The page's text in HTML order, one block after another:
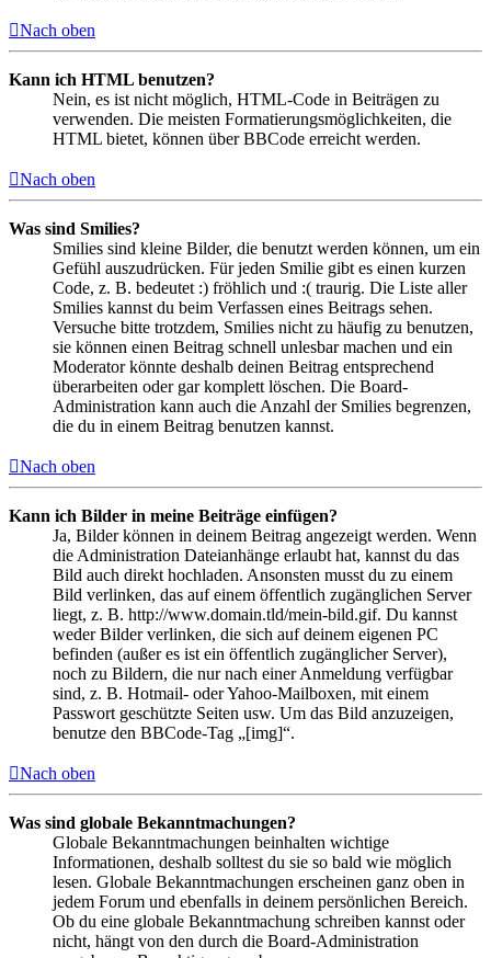
Nach oben
Kann ich HTML benutzen?
Nein, es ist nicht möglich, HTML-Code in Beiträgen zu
verwenden. Die meisten Formatierungsmöglichkeiten, die
HTML bietet, können über BBCode erreicht werden.
Nach oben
Was sind Smilies?
Smilies sind kleine Bilder, die benutzt werden können, um ein
Gefühl auszudrücken. Für jeden Smilie gibt es einen kurzen
Code, z. B. bedeutet :) fröhlich und :( traurig. Die Liste aller
Smilies kannst du beim Verfassen eines Beitrags sehen.
Versuche bitte trotzdem, Smilies nicht zu häufig zu benutzen,
sie können einen Beitrag schnell unlesbar machen und ein
Moderator könnte deshalb deinen Beitrag entsprechend
überarbeiten oder gar komplett löschen. Die Board-
Administration kann auch die Anzahl der Smilies begrenzen,
die du in einem Beitrag benutzen kannst.
Nach oben
Kann ich Bilder in meine Beiträge einfügen?
Ja, Bilder können in deinem Beitrag angezeigt werden. Wenn
die Administration Dateianhänge erlaubt hat, kannst du das
Bild auch direkt hochladen. Ansonsten musst du zu einem
Bild verlinken, das auf einem öffentlich zugänglichen Server
liegt, z. B. http://www.domain.tld/mein-bild.gif. Du kannst
weder Bilder verlinken, die sich auf deinem eigenen PC
befinden (außer es ist ein öffentlich zugänglicher Server),
noch zu Bildern, die nur nach einer Anmeldung verfügbar
sind, z. B. Hotmail- oder Yahoo-Mailboxen, mit einem
Passwort geschützte Seiten usw. Um das Bild anzuzeigen,
benutze den BBCode-Tag „[img]“.
Nach oben
Was sind globale Bekanntmachungen?
Globale Bekanntmachungen beinhalten wichtige
Informationen, deshalb solltest du sie so bald wie möglich
lesen. Globale Bekanntmachungen erscheinen ganz oben in
jedem Forum und ebenfalls in deinem persönlichen Bereich.
Ob du eine globale Bekanntmachung schreiben kannst oder
nicht, hängt von den durch die Board-Administration